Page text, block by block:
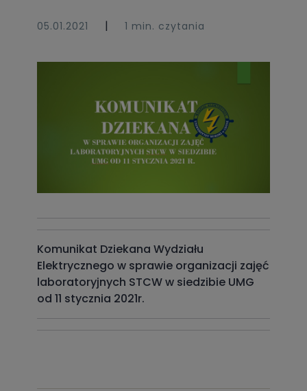
05.01.2021 | 1 min. czytania
Komunikat Dziekana Wydziału
Elektrycznego w sprawie organizacji zajęć
laboratoryjnych STCW w siedzibie UMG
od 11 stycznia 2021r.